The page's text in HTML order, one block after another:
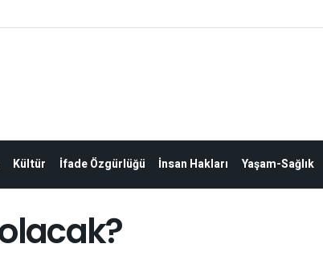
Kültür İfade Özgürlüğü İnsan Hakları Yaşam-Sağlık